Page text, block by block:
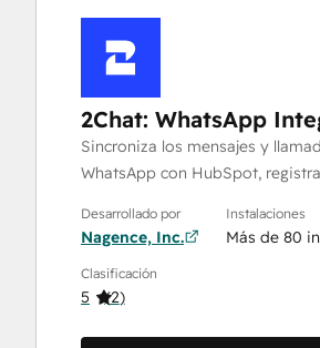
2Chat: WhatsApp
Sincroniza los mensajes y
WhatsApp con HubSpot,
Desarrollado por
Nagence, Inc.
Instalaciones
Más de 80
Clasificación
5 (2)